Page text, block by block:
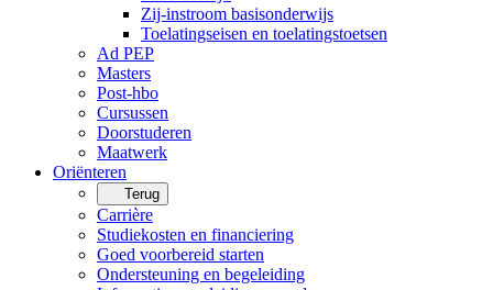
Zij-instroom basisonderwijs
Toelatingseisen en toelatingstoetsen
Ad PEP
Masters
Post-hbo
Cursussen
Doorstuderen
Maatwerk
Oriënteren
Terug
Carrière
Studiekosten en financiering
Goed voorbereid starten
Ondersteuning en begeleiding